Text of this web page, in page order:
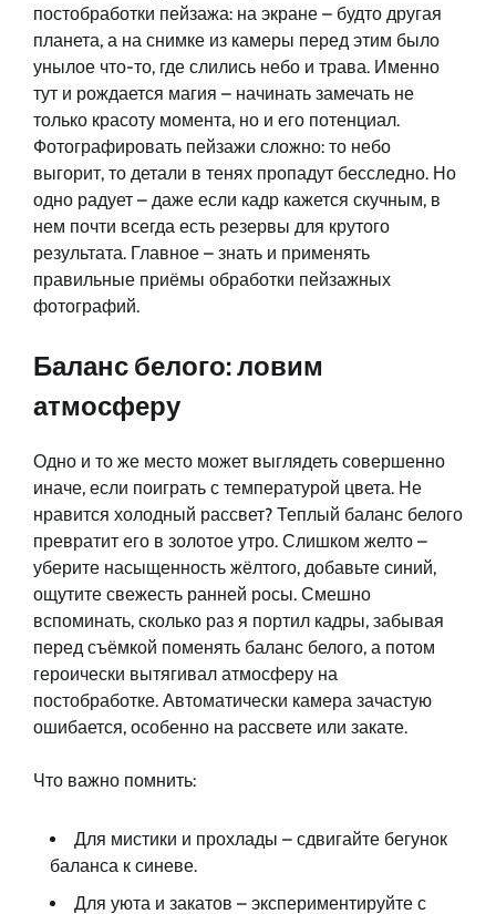
постобработки пейзажа: на экране – будто другая
планета, а на снимке из камеры перед этим было
унылое что-то, где слились небо и трава. Именно
тут и рождается магия – начинать замечать не
только красоту момента, но и его потенциал.
Фотографировать пейзажи сложно: то небо
выгорит, то детали в тенях пропадут бесследно. Но
одно радует – даже если кадр кажется скучным, в
нем почти всегда есть резервы для крутого
результата. Главное – знать и применять
правильные приёмы обработки пейзажных
фотографий.
Баланс белого: ловим
атмосферу
Одно и то же место может выглядеть совершенно
иначе, если поиграть с температурой цвета. Не
нравится холодный рассвет? Теплый баланс белого
превратит его в золотое утро. Слишком желто –
уберите насыщенность жёлтого, добавьте синий,
ощутите свежесть ранней росы. Смешно
вспоминать, сколько раз я портил кадры, забывая
перед съёмкой поменять баланс белого, а потом
героически вытягивал атмосферу на
постобработке. Автоматически камера зачастую
ошибается, особенно на рассвете или закате.
Что важно помнить:
Для мистики и прохлады – сдвигайте бегунок
баланса к синеве.
Для уюта и закатов – экспериментируйте с